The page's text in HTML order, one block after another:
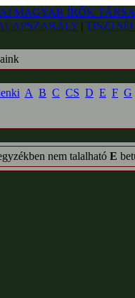
|
A B C CS D E F G
nem talalható E